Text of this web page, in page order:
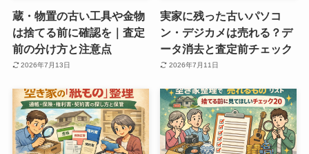
蔵・物置の古い工具や金物
は捨てる前に確認を｜査定
前の分け方と注意点
2026年7月13日
実家に残った古いパソコ
ン・デジカメは売れる？デ
ータ消去と査定前チェック
2026年7月11日